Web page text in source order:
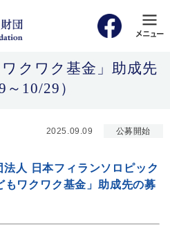
クワク基金」助成先
10/29）
2025.09.09 公募開始
人 日本フィランソロピック
もワクワク基金」助成先の募